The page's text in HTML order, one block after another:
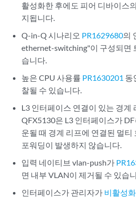
활성화한 후에도 피어 디바이스
지됩니다.
Q-in-Q 시나리오 PR1629680의
ethernet-switching"이 구성되면
습니다.
높은 CPU 사용률 PR1630201 동
찰될 수 있습니다.
L3 인터페이스 연결이 있는 경계
QFX5130은 L3 인터페이스가 DF
운될 때 경계 리프에 연결된 멀티
포워딩이 발생하지 않습니다.
입력 네이티브 vlan-push가
면 내부 VLAN이 제거될 수 있습
인터페이스가 관리자가 비활성